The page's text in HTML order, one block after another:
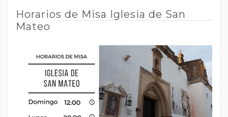
Horarios de Misa Iglesia de San
Mateo